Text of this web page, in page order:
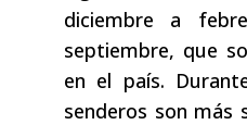
diciembre a
septiembre, que
en el país.
senderos son más